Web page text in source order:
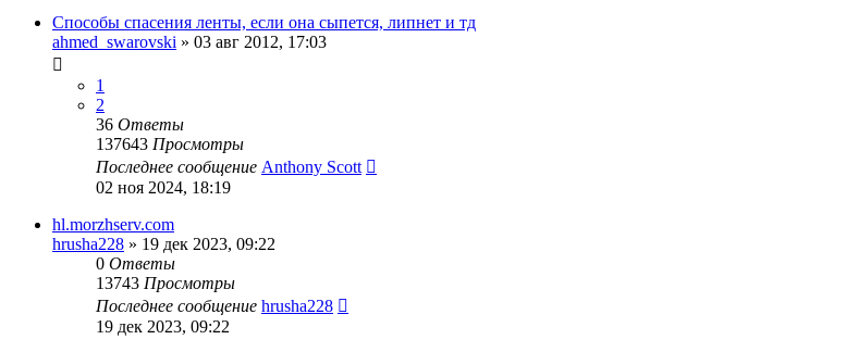
Способы спасения ленты, если она сыпется, липнет и тд
ahmed_swarovski » 03 авг 2012, 17:03
1
2
36 Ответы
137643 Просмотры
Последнее сообщение Anthony Scott
02 ноя 2024, 18:19
hl.morzhserv.com
hrusha228 » 19 дек 2023, 09:22
0 Ответы
13743 Просмотры
Последнее сообщение hrusha228
19 дек 2023, 09:22